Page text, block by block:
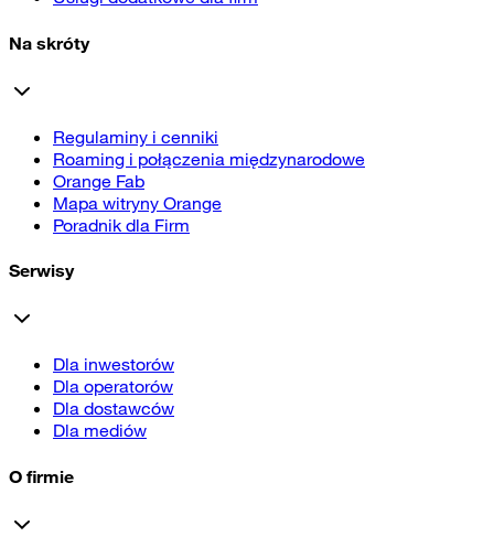
Na skróty
Regulaminy i cenniki
Roaming i połączenia międzynarodowe
Orange Fab
Mapa witryny Orange
Poradnik dla Firm
Serwisy
Dla inwestorów
Dla operatorów
Dla dostawców
Dla mediów
O firmie